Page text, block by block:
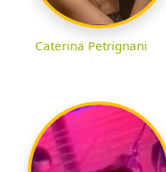
Caterina Petrignani